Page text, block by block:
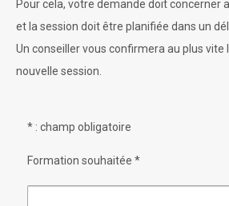
Pour cela, votre demande doit concerner
et la session doit être planifiée dans un
Un conseiller vous confirmera au plus vite
nouvelle session.
* : champ obligatoire
Formation souhaitée *